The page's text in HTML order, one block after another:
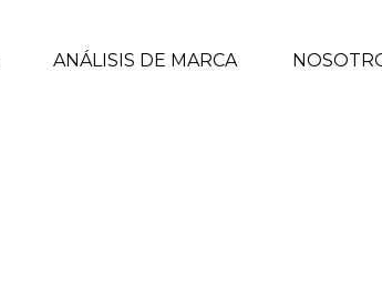
ANÁLISIS DE MARCA